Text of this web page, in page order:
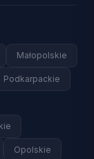
Małopolskie
Podkarpackie
Opolskie